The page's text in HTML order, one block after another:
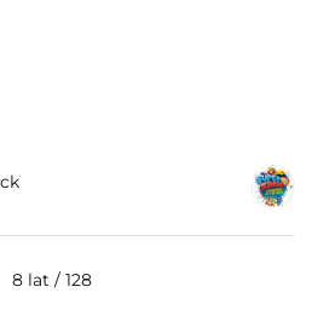
8 lat / 128